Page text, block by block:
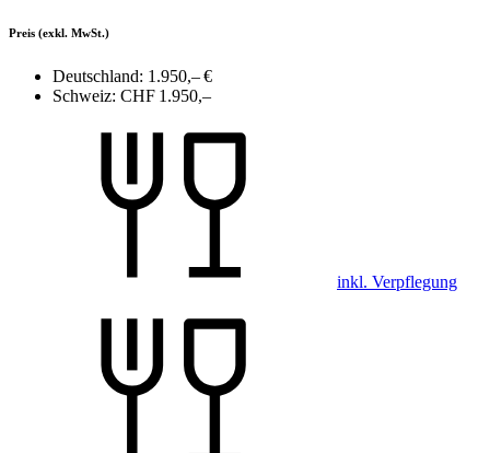
Preis (exkl. MwSt.)
Deutschland: 1.950,– €
Schweiz: CHF 1.950,–
inkl. Verpflegung